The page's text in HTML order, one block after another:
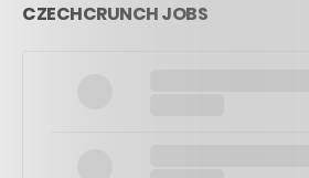
CZECHCRUNCH JOBS